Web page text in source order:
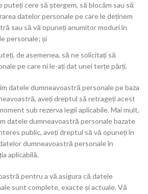
puteți cere să ștergem, să blocăm sau să
datelor personale pe care le deținem
sau să vă opuneți anumitor moduri în
personale; și
de asemenea, să ne solicitați să
pe care ni le-ați dat unei terțe părți.
datele dumneavoastră personale pe baza
aveți dreptul să retrageți acest
sub rezerva legii aplicabile. Mai mult,
datele dumneavoastră personale bazate
public, aveți dreptul să vă opuneți în
dumneavoastră personale în
aplicabilă.
pentru a vă asigura că datele
sunt complete, exacte și actuale. Vă